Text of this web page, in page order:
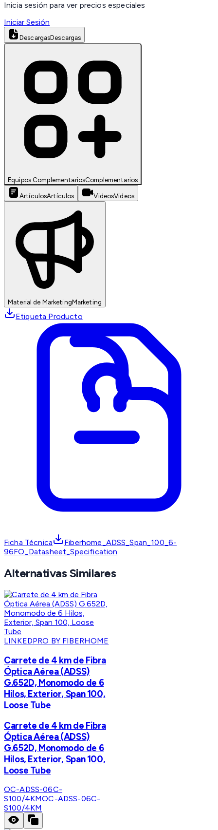
Inicia sesión para ver precios especiales
Iniciar Sesión
DescargasDescargas
Equipos ComplementariosComplementarios
ArtículosArtículos VideosVideos
Material de MarketingMarketing
Etiqueta Producto
Ficha Técnica
Fiberhome_ADSS_Span_100_6-
96FO_Datasheet_Specification
Alternativas Similares
LINKEDPRO BY FIBERHOME
Carrete de 4 km de Fibra
Óptica Aérea (ADSS)
G.652D, Monomodo de 6
Hilos, Exterior, Span 100,
Loose Tube
Carrete de 4 km de Fibra
Óptica Aérea (ADSS)
G.652D, Monomodo de 6
Hilos, Exterior, Span 100,
Loose Tube
OC-ADSS-06C-
S100/4KMOC-ADSS-06C-
S100/4KM